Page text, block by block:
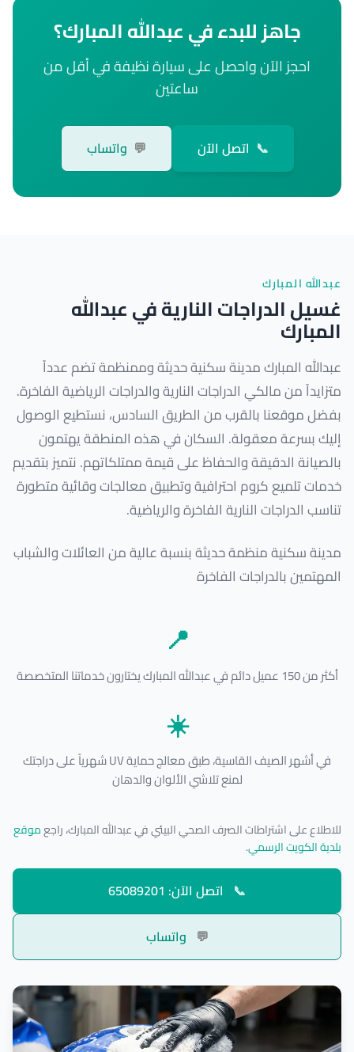
جاهز للبدء في عبدالله المبارك؟
احجز الآن واحصل على سيارة نظيفة في أقل من
ساعتين
📞 اتصل الآن 💬 واتساب
عبدالله المبارك
غسيل الدراجات النارية في عبدالله
المبارك
عبدالله المبارك مدينة سكنية حديثة وممنظمة تضم عدداً
متزايداً من مالكي الدراجات النارية والدراجات الرياضية الفاخرة.
بفضل موقعنا بالقرب من الطريق السادس، نستطيع الوصول
إليك بسرعة معقولة. السكان في هذه المنطقة يهتمون
بالصيانة الدقيقة والحفاظ على قيمة ممتلكاتهم. نتميز بتقديم
خدمات تلميع كروم احترافية وتطبيق معالجات وقائية متطورة
تناسب الدراجات النارية الفاخرة والرياضية.
مدينة سكنية منظمة حديثة بنسبة عالية من العائلات والشباب
المهتمين بالدراجات الفاخرة
📍
أكثر من 150 عميل دائم في عبدالله المبارك يختارون خدماتنا المتخصصة
☀️
في أشهر الصيف القاسية، طبق معالج حماية UV شهرياً على دراجتك
لمنع تلاشي الألوان والدهان
للاطلاع على اشتراطات الصرف الصحي البيئي في عبدالله المبارك، راجعموقع
بلدية الكويت الرسمي.
📞 اتصل الآن: 65089201
💬 واتساب